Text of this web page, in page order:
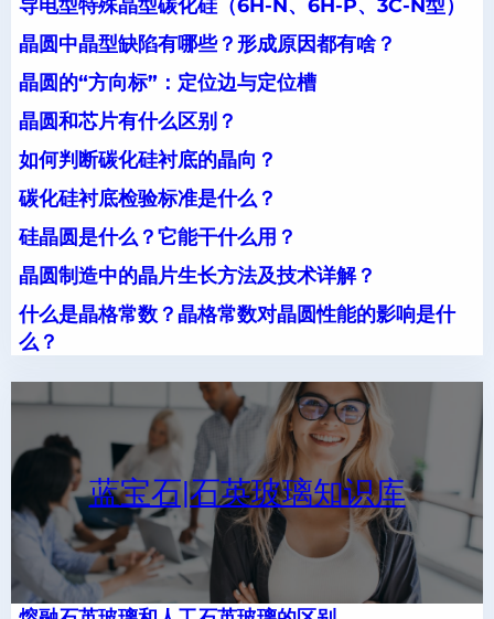
导电型特殊晶型碳化硅（6H-N、6H-P、3C-N型）
晶圆中晶型缺陷有哪些？形成原因都有啥？
晶圆的“方向标”：定位边与定位槽
晶圆和芯片有什么区别？
如何判断碳化硅衬底的晶向？
碳化硅衬底检验标准是什么？
硅晶圆是什么？它能干什么用？
晶圆制造中的晶片生长方法及技术详解？
什么是晶格常数？晶格常数对晶圆性能的影响是什
么？
蓝宝石|石英玻璃知识库